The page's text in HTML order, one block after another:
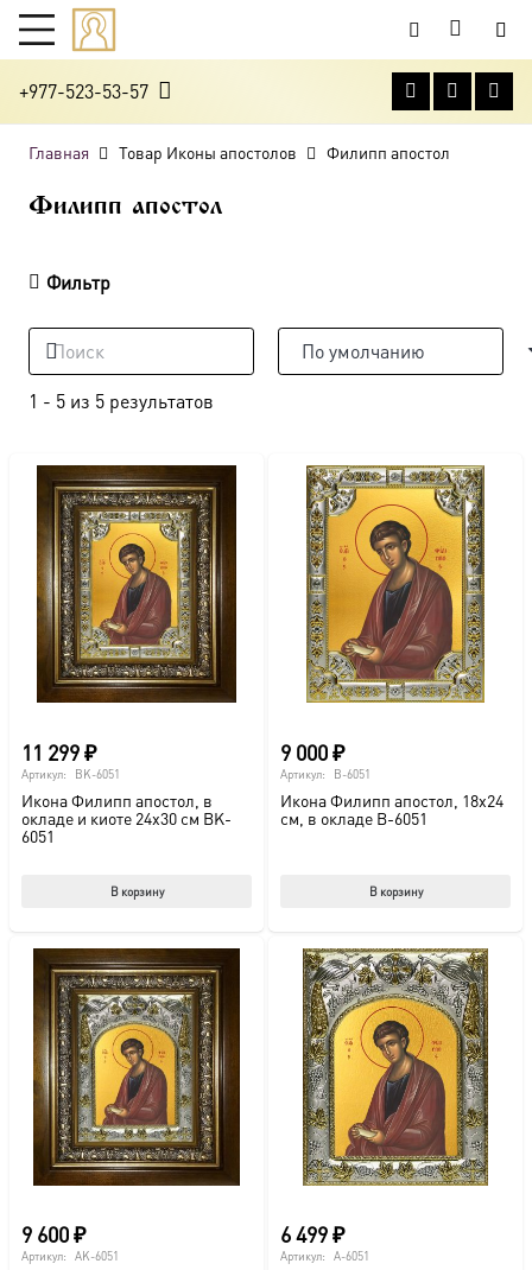
+977-523-53-57
Главная Товар Иконы апостолов Филипп апостол
Филипп апостол
Фильтр
1 - 5 из 5 результатов
11 299₽
Артикул: BK-6051
Икона Филипп апостол, в
окладе и киоте 24х30 см BK-
6051
В корзину
9 000₽
Артикул: B-6051
Икона Филипп апостол, 18х24
см, в окладе B-6051
В корзину
9 600₽
Артикул: AK-6051
6 499₽
Артикул: A-6051